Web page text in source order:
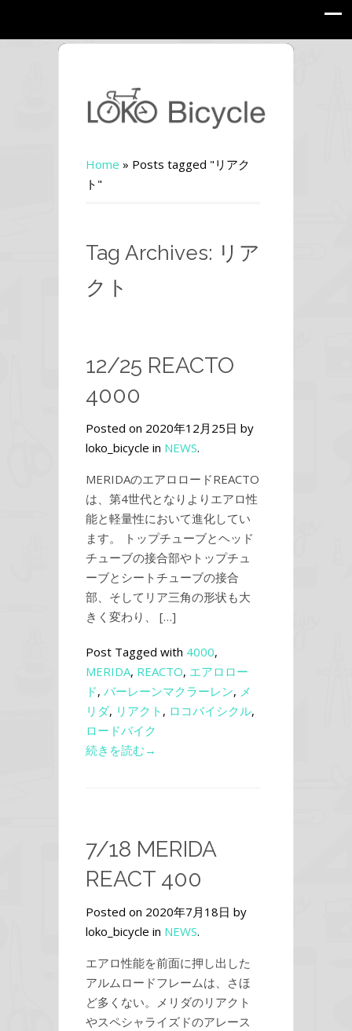
Home » Posts tagged "リアク
ト"
Tag Archives: リア
クト
12/25 REACTO
4000
Posted on 2020年12月25日 by
loko_bicycle in NEWS.
MERIDAのエアロロードREACTO
は、第4世代となりよりエアロ性
能と軽量性において進化してい
ます。 トップチューブとヘッド
チューブの接合部やトップチュ
ーブとシートチューブの接合
部、そしてリア三角の形状も大
きく変わり、 […]
Post Tagged with 4000,
MERIDA, REACTO, エアロロー
ド, バーレーンマクラーレン, メ
リダ, リアクト , ロコバイシクル,
ロードバイク
続きを読む→
7/18 MERIDA
REACT 400
Posted on 2020年7月18日 by
loko_bicycle in NEWS.
エアロ性能を前面に押し出した
アルムロードフレームは、さほ
ど多くない。メリダのリアクト
やスペシャライズドのアレース